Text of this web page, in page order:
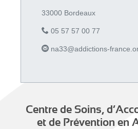
33000 Bordeaux
05 57 57 00 77
na33@addictions-
Centre de Soins,
et de Prévention en